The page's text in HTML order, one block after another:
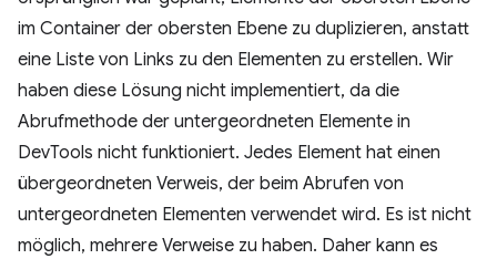
im Container der obersten Ebene zu duplizieren, anstatt
eine Liste von Links zu den Elementen zu erstellen. Wir
haben diese Lösung nicht implementiert, da die
Abrufmethode der untergeordneten Elemente in
DevTools nicht funktioniert. Jedes Element hat einen
übergeordneten Verweis, der beim Abrufen von
untergeordneten Elementen verwendet wird. Es ist nicht
möglich, mehrere Verweise zu haben. Daher kann es